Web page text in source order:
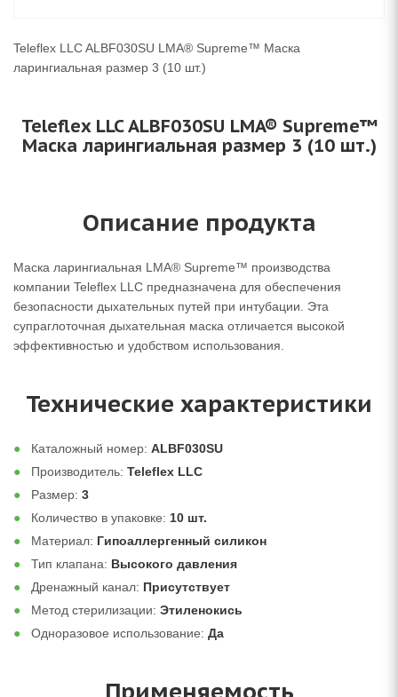
Teleflex LLC ALBF030SU LMA® Supreme™ Маска
ларингиальная размер 3 (10 шт.)
Teleflex LLC ALBF030SU LMA® Supreme™
Маска ларингиальная размер 3 (10 шт.)
Описание продукта
Маска ларингиальная LMA® Supreme™ производства
компании Teleflex LLC предназначена для обеспечения
безопасности дыхательных путей при интубации. Эта
супраглоточная дыхательная маска отличается высокой
эффективностью и удобством использования.
Технические характеристики
Каталожный номер: ALBF030SU
Производитель: Teleflex LLC
Размер: 3
Количество в упаковке: 10 шт.
Материал: Гипоаллергенный силикон
Тип клапана: Высокого давления
Дренажный канал: Присутствует
Метод стерилизации: Этиленокись
Одноразовое использование: Да
Применяемость